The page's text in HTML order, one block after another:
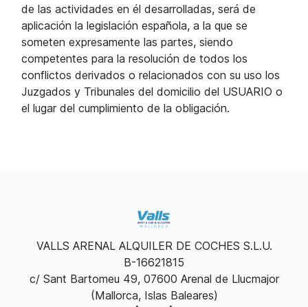
de las actividades en él desarrolladas, será de
aplicación la legislación española, a la que se
someten expresamente las partes, siendo
competentes para la resolución de todos los
conflictos derivados o relacionados con su uso los
Juzgados y Tribunales del domicilio del USUARIO o
el lugar del cumplimiento de la obligación.
VALLS ARENAL ALQUILER DE COCHES S.L.U.
B-16621815
c/ Sant Bartomeu 49, 07600 Arenal de Llucmajor
(Mallorca, Islas Baleares)